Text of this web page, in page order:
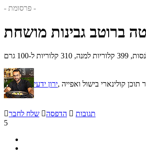
- פרסומת -
ברוטב גבינות מושחת
גרם
ירון ידעי תוכן קולינארי בישול ואפייה
שלח לחבר הדפסה  תגובות
5